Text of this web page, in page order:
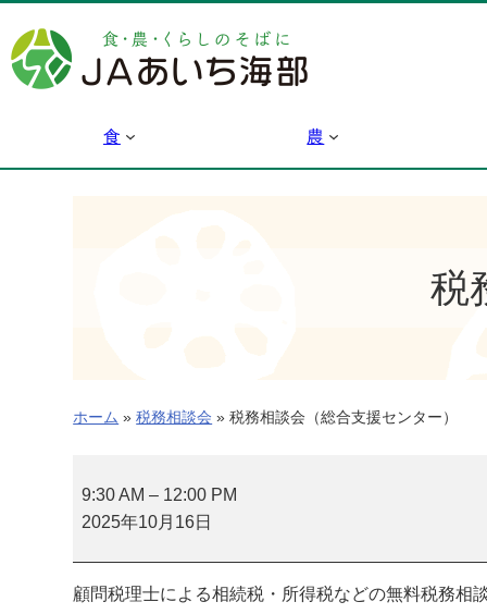
容
を
食 農
税
ホーム » 税務相談会 » 税務相談会（総合支援センター）
務
相
（
9:30 AM – 12:00 PM
2025年10月16日
顧問税理士による相続税・所得税などの無料税務相